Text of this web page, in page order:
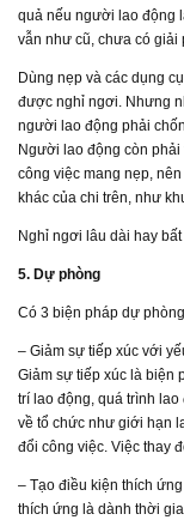
quả nếu người lao động
vẫn như cũ, chưa có giải
Dùng nẹp và các dụng
được nghỉ ngơi. Nhưng
người lao động phải
Người lao động còn
công việc mang nẹp,
khác của chi trên, như
Nghỉ ngơi lâu dài hay
5. Dự phòng
Có 3 biện pháp dự
– Giảm sự tiếp xúc với
Giảm sự tiếp xúc là biện
trí lao động, quá trình
về tổ chức như giới hạn
đổi công việc. Việc thay
– Tạo điều kiện thích
thích ứng là dành thời